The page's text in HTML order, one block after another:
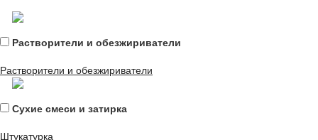
Растворители и обезжириватели
Растворители и обезжириватели
Сухие смеси и затирка
Штукатурка